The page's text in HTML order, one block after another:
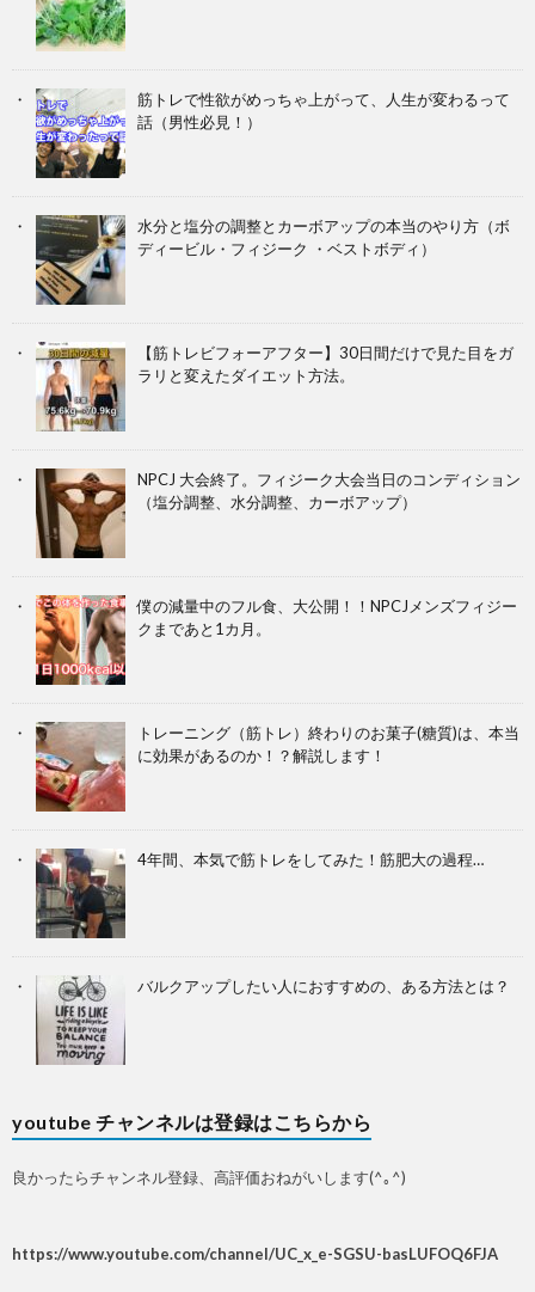
筋トレで性欲がめっちゃ上がって、人生が変わるって
話（男性必見！）
水分と塩分の調整とカーボアップの本当のやり方（ボ
ディービル・フィジーク ・ベストボディ）
【筋トレビフォーアフター】30日間だけで見た目をガ
ラリと変えたダイエット方法。
NPCJ 大会終了。フィジーク大会当日のコンディション
（塩分調整、水分調整、カーボアップ）
僕の減量中のフル食、大公開！！NPCJメンズフィジー
クまであと1カ月。
トレーニング（筋トレ）終わりのお菓子(糖質)は、本当
に効果があるのか！？解説します！
4年間、本気で筋トレをしてみた！筋肥大の過程…
バルクアップしたい人におすすめの、ある方法とは？
youtube チャンネルは登録はこちらから
良かったらチャンネル登録、高評価おねがいします(^｡^)
https://www.youtube.com/channel/UC_x_e-SGSU-basLUFOQ6FJA